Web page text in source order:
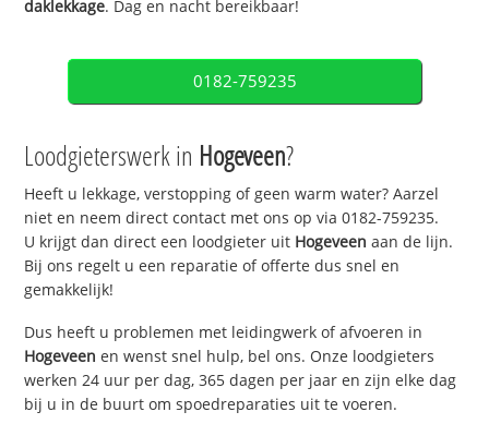
daklekkage. Dag en nacht bereikbaar!
0182-759235
Loodgieterswerk in Hogeveen?
Heeft u lekkage, verstopping of geen warm water? Aarzel
niet en neem direct contact met ons op via 0182-759235.
U krijgt dan direct een loodgieter uit Hogeveen aan de lijn.
Bij ons regelt u een reparatie of offerte dus snel en
gemakkelijk!
Dus heeft u problemen met leidingwerk of afvoeren in
Hogeveen en wenst snel hulp, bel ons. Onze loodgieters
werken 24 uur per dag, 365 dagen per jaar en zijn elke dag
bij u in de buurt om spoedreparaties uit te voeren.